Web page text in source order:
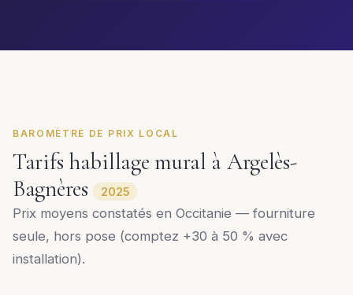
BAROMÈTRE DE PRIX LOCAL
Tarifs habillage mural à Argelès-
Bagnères
2025
Prix moyens constatés en Occitanie — fourniture
seule, hors pose (comptez +30 à 50 % avec
installation).